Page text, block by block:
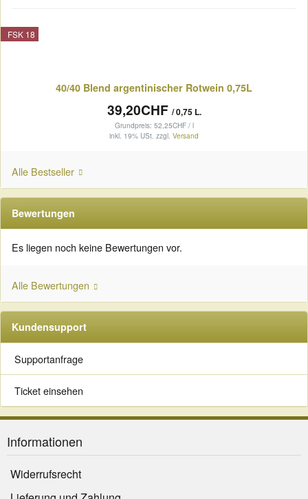
FSK 18
40/40 Blend argentinischer Rotwein 0,75L
39,20CHF / 0,75 L.
Grundpreis: 52,25CHF / l
inkl. 19% USt. zzgl. Versand
Alle Bestseller
Bewertungen
Es liegen noch keine Bewertungen vor.
Alle Bewertungen
Kundensupport
Supportanfrage
Ticket einsehen
Informationen
Widerrufsrecht